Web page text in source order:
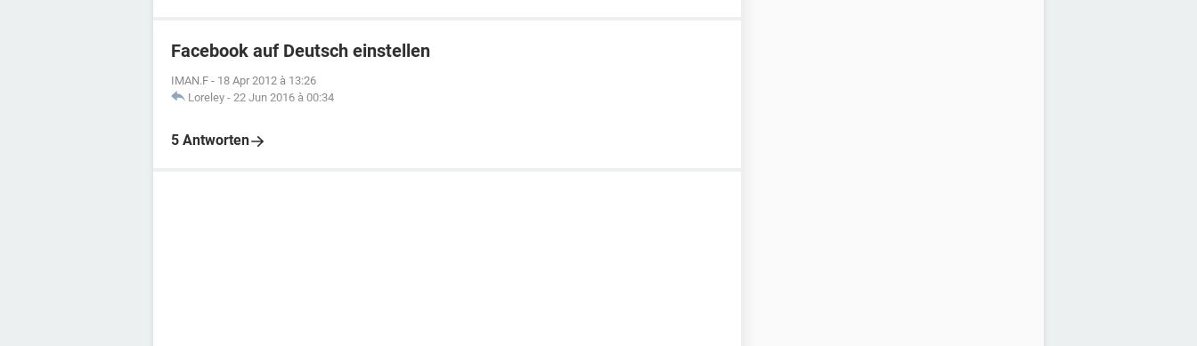
Facebook auf Deutsch einstellen
IMAN.F - 18 Apr 2012 à 13:26
Loreley - 22 Jun 2016 à 00:34
5 Antworten